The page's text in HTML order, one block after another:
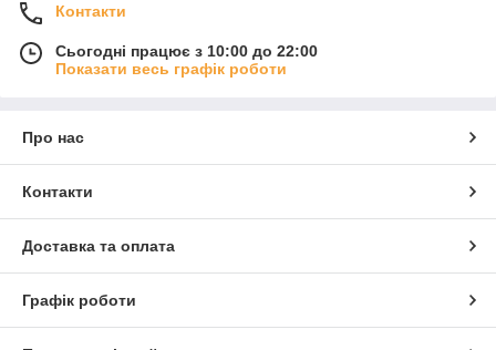
Контакти
Сьогодні працює з 10:00 до 22:00
Показати весь графік роботи
Про нас
Контакти
Доставка та оплата
Графік роботи